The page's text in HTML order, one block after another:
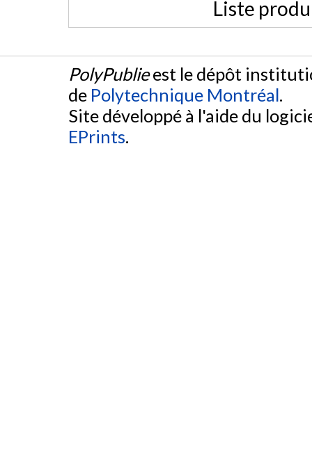
Liste
PolyPublieest le dépôt
de Polytechnique Montréal.
Site développé à l'aide du
EPrints.